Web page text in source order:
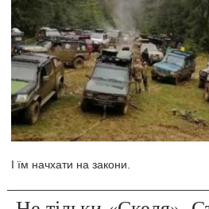
І їм начхати на закони.